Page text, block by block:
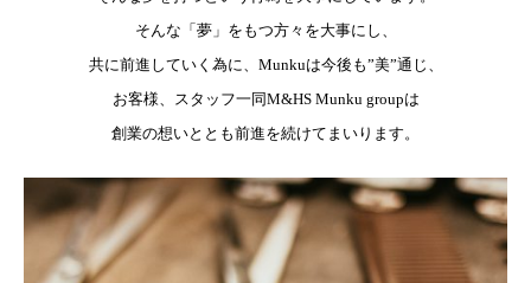
そんな「夢」をもつ方々を大事にし、
共に前進していく為に、Munkuは今後も”美”通じ、
お客様、スタッフ一同M&HS Munku groupは
創業の想いととも前進を続けてまいります。